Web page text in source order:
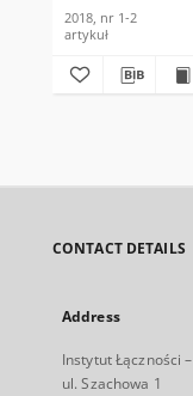
2018, nr 1-2
artykuł
CONTACT DETAILS
Address
Instytut Łączności
ul. Szachowa 1